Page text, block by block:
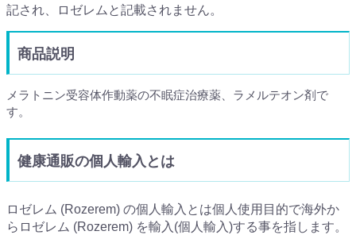
記され、ロゼレムと記載されません。
商品説明
メラトニン受容体作動薬の不眠症治療薬、ラメルテオン剤で
す。
健康通販の個人輸入とは
ロゼレム (Rozerem) の個人輸入とは個人使用目的で海外か
らロゼレム (Rozerem) を輸入(個人輸入)する事を指します。